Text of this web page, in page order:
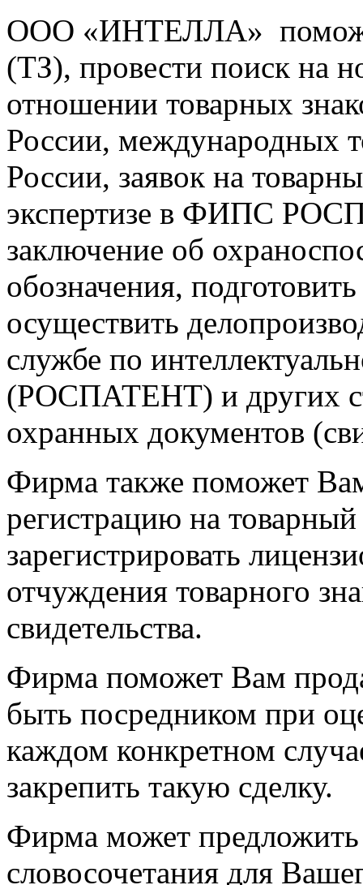
ООО «ИНТЕЛЛА» поможет
(ТЗ), провести поиск на
отношении товарных
России, международных
России, заявок на
экспертизе в ФИПС
заключение об
обозначения,
осуществить
службе по
(РОСПАТЕНТ) и других
охранных документов
Фирма также поможет
регистрацию на товарный
зарегистрировать
отчуждения товарного
свидетельства.
Фирма поможет Вам
быть посредником при
каждом конкретном
закрепить такую сделку.
Фирма может
словосочетания для